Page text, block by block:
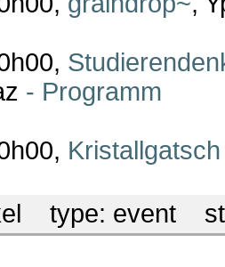
- Programm
type: event